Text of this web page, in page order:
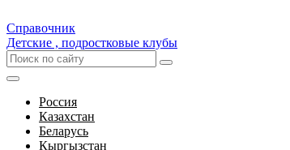
Справочник
Детские , подростковые клубы
Россия
Казахстан
Беларусь
Кыргызстан